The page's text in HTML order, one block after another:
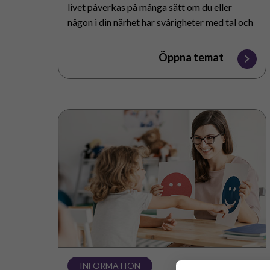
livet påverkas på många sätt om du eller
någon i din närhet har svårigheter med tal och
Öppna temat
Möjligheter
metoder
för
samspel
INFORMATION